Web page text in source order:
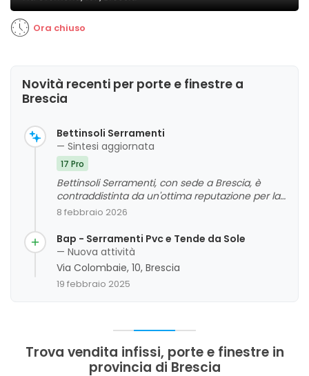
Ora chiuso
Novità recenti per porte e finestre a
Brescia
Bettinsoli Serramenti
— Sintesi aggiornata
17 Pro
Bettinsoli Serramenti, con sede a Brescia, è
contraddistinta da un'ottima reputazione per la
professionalità, la qualità dei materiali e
spesso la puntualità, la competenza e
l'attenzione al dettaglio sia nella fase di
progettazione che in quella di installazione, oltre
a un post vendita curato e disponibile. Gli
aspetti da migliorare non emergono
del lavoro svolto. La valutazione complessiva è
punto di riferimento nel settore di porte e
finestre nella zona di Brescia.
8 febbraio 2026
Bap - Serramenti Pvc e Tende da Sole
— Nuova attività
Via Colombaie, 10, Brescia
19 febbraio 2025
Trova vendita infissi, porte e finestre in
provincia di Brescia